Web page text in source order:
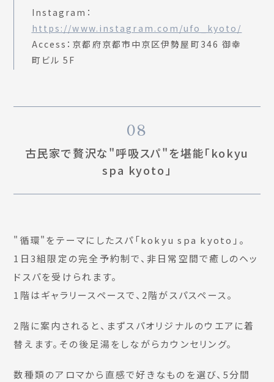
Instagram：
https://www.instagram.com/ufo_kyoto/
Access：京都府京都市中京区伊勢屋町346 御幸
町ビル 5F
08
古民家で贅沢な"呼吸スパ"を堪能「kokyu
spa kyoto」
"循環"をテーマにしたスパ「kokyu spa kyoto」。
1日3組限定の完全予約制で、非日常空間で癒しのヘッ
ドスパを受けられます。
1階はギャラリースペースで、2階がスパスペース。
2階に案内されると、まずスパオリジナルのウエアに着
替えます。その後足湯をしながらカウンセリング。
数種類のアロマから直感で好きなものを選び、5分間